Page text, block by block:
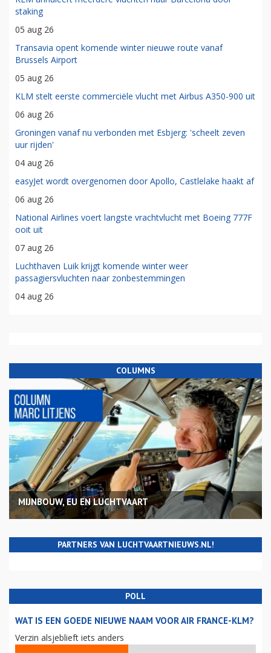
staking
05 aug 26
Transavia opent komende winter nieuwe route vanaf
Brussels Airport
05 aug 26
KLM stelt eerste commerciële vlucht met Airbus A350-900 uit
06 aug 26
Groningen vanaf nu verbonden met Esbjerg: 'scheelt zeven
uur rijden'
04 aug 26
easyJet wordt overgenomen door Apollo, Castlelake haakt af
06 aug 26
National Airlines voert langste vrachtvlucht met Boeing 777F
ooit uit
07 aug 26
Luchthaven Luik krijgt komende winter weer
passagiersvluchten naar zonbestemmingen
04 aug 26
COLUMNS
MIJNBOUW, EU EN LUCHTVAART
PARTNERS VAN LUCHTVAARTNIEUWS.NL!
POLL
WAT IS EEN GOEDE NIEUWE NAAM VOOR AIR FRANCE-KLM?
Verzin alsjeblieft iets anders